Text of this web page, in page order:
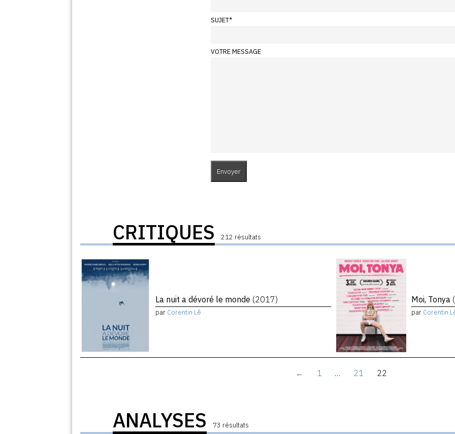
SUJET*
VOTRE MESSAGE
CRITIQUES 212 résultats
La nuit a dévoré le monde (2017)
par Corentin Lê
Moi, Tonya
par Corentin
← 1 … 21 22
ANALYSES 73 résultats